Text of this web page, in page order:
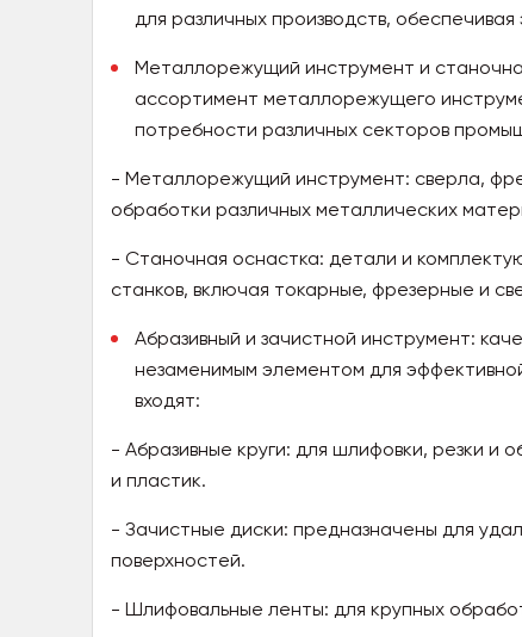
для различных производств,
Металлорежущий инструмент и
ассортимент металлорежущего
потребности различных секторов
- Металлорежущий инструмент: сверла,
обработки различных металлических
- Станочная оснастка: детали и
станков, включая токарные, фрезерные и
Абразивный и зачистной инструмент:
незаменимым элементом для
входят:
- Абразивные круги: для шлифовки, резки и
и пластик.
- Зачистные диски: предназначены для
поверхностей.
- Шлифовальные ленты: для крупных